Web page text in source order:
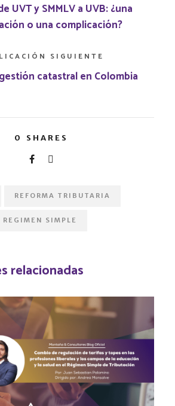
UVT y SMMLV a UVB: ¿una
o una complicación?
SIGUIENTE
catastral en Colombia
0 SHARES
REFORMA TRIBUTARIA
REGIMEN SIMPLE
relacionadas